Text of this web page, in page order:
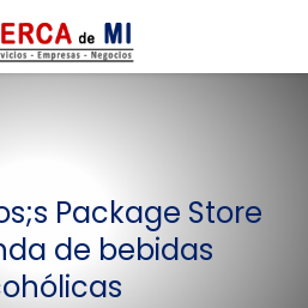
Package Store
de bebidas